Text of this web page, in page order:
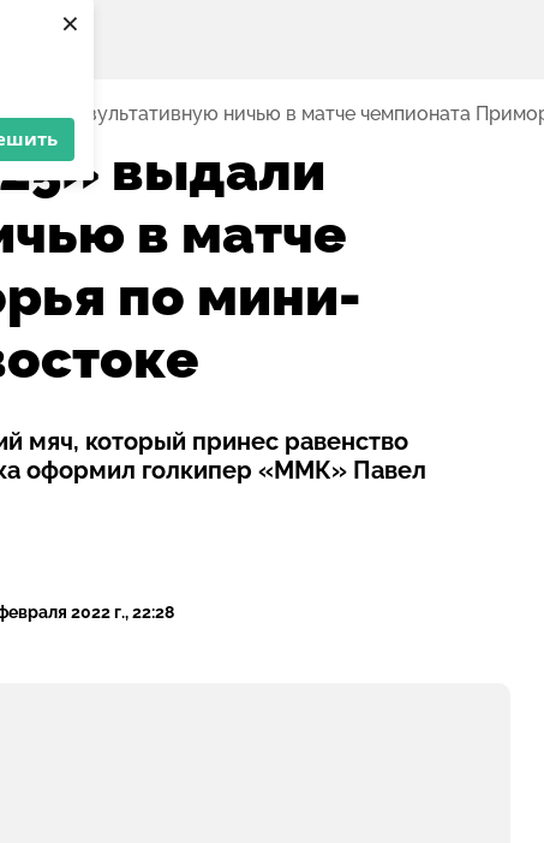
×
результативную ничью в матче чемпионата
выдали
в матче
по мини-
мяч, который принес равенство
оформил голкипер «ММК» Павел
2022 г., 22:28